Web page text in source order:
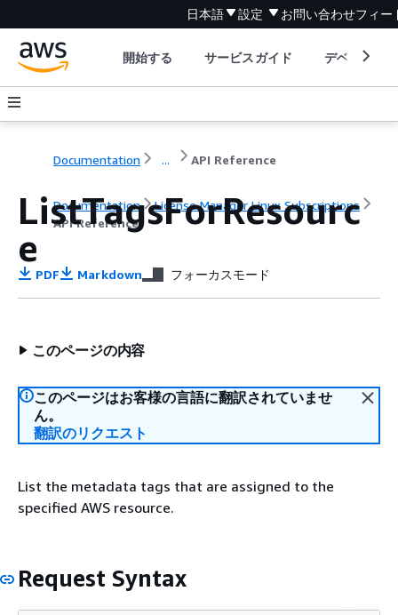
日本語 設定 お問い合わせフィー
開始する サービスガイド デベロッパ
Documentation ... API Reference
Documentation
License Manager Linux Subscriptions
API Reference
ListTagsForResourc
e
PDF Markdown フォーカスモード
このページの内容
このページはお客様の言語に翻訳されていませ
ん。
翻訳のリクエスト
List the metadata tags that are assigned to the
specified AWS resource.
Request Syntax